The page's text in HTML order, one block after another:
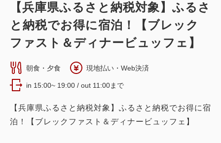
税・サービス料込
【和美麗スイート】78㎡＋専用テラス
12㎡ 信楽焼露天風呂 喫煙
喫煙 73.00m2 2~7名
セミダブルサイズ / 幅100-120cm×2
Wi-Fiあり（無料）
【兵庫県ふるさと納税対象】ふるさ
と納税でお得に宿泊！【ブレック
ファスト＆ディナービュッフェ】
朝食・夕食 現地払い・Web決済
in 15:00~ 19:00 / out 11:00まで
【兵庫県ふるさと納税対象】ふるさと納税でお得に宿
泊！【ブレックファスト＆ディナービュッフェ】